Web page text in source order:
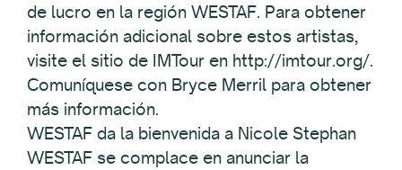
de lucro en la región WESTAF. Para obtener
información adicional sobre estos artistas,
visite el sitio de IMTour en http://imtour.org/.
Comuníquese con Bryce Merril para obtener
más información.
WESTAF da la bienvenida a Nicole Stephan
WESTAF se complace en anunciar la